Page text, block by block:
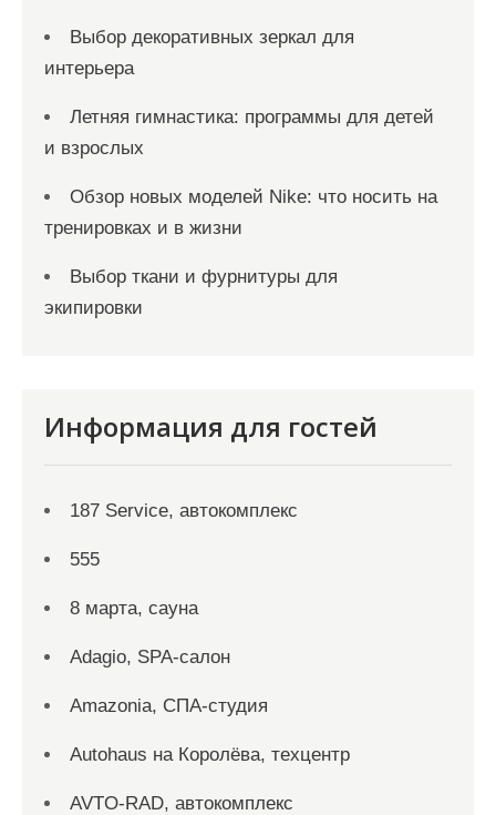
Выбор декоративных зеркал для
интерьера
Летняя гимнастика: программы для детей
и взрослых
Обзор новых моделей Nike: что носить на
тренировках и в жизни
Выбор ткани и фурнитуры для
экипировки
Информация для гостей
187 Service, автокомплекс
555
8 марта, сауна
Adagio, SPA-салон
Amazonia, СПА-студия
Autohaus на Королёва, техцентр
AVTO-RAD, автокомплекс